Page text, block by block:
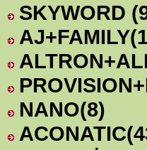
SKYWORD
AJ+FAMILY
NANO(8)
ACONATIC